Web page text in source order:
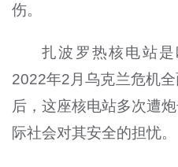
伤。
扎波罗热核电站是
2022年2月乌克兰危机
后，这座核电站多次遭
际社会对其安全的担忧。